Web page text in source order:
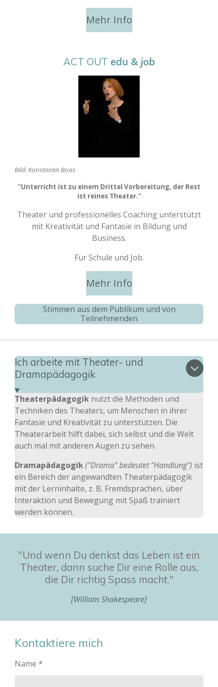
Mehr Info
ACT OUT edu & job
Bild: Konstantin Boas
"Unterricht ist zu einem Drittel Vorbereitung, der Rest
ist reines Theater."
Theater und professionelles Coaching unterstützt
mit Kreativität und Fantasie in Bildung und
Business.
Für Schule und Job.
Mehr Info
Stimmen aus dem Publikum und von
Teilnehmenden
Ich arbeite mit Theater- und
Dramapädagogik
Theaterpädagogik nutzt die Methoden und
Techniken des Theaters, um Menschen in ihrer
Fantasie und Kreativität zu unterstützen. Die
Theaterarbeit hilft dabei, sich selbst und die Welt
auch mal mit anderen Augen zu sehen.
Dramapädagogik("Drama" bedeutet "Handlung") ist
ein Bereich der angewandten Theaterpädagogik
mit der Lerninhalte, z. B. Fremdsprachen, über
Interaktion und Bewegung mit Spaß trainiert
werden können.
"Und wenn Du denkst das Leben ist ein
Theater, dann suche Dir eine Rolle aus,
die Dir richtig Spass macht."
[William Shakespeare]
Kontaktiere mich
Name *